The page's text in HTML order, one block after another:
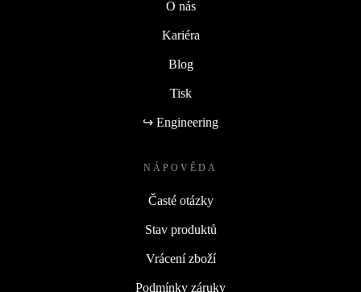
O nás
Kariéra
Blog
Tisk
↪ Engineering
NÁPOVĚDA
Časté otázky
Stav produktů
Vrácení zboží
Podmínky záruky